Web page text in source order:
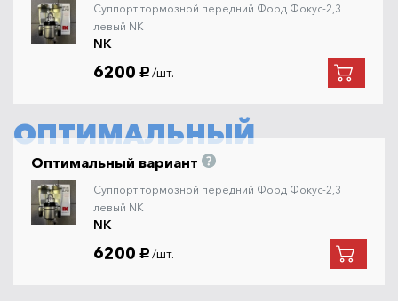
Суппорт тормозной передний Форд Фокус-2,3
левый NK
NK
6200 руб. /шт.
ОПТИМАЛЬНЫЙ
Оптимальный вариант
Суппорт тормозной передний Форд Фокус-2,3
левый NK
NK
6200 руб. /шт.